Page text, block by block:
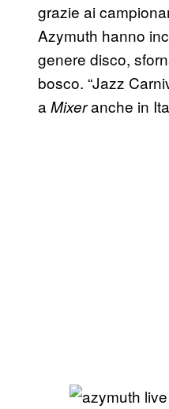
grazie ai
Azymuth hanno
genere disco,
bosco. “Jazz
a Mixeranche in